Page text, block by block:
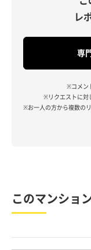
レ
専
※コメン
※リクエストに対
※お一人の方から複数の
このマンショ